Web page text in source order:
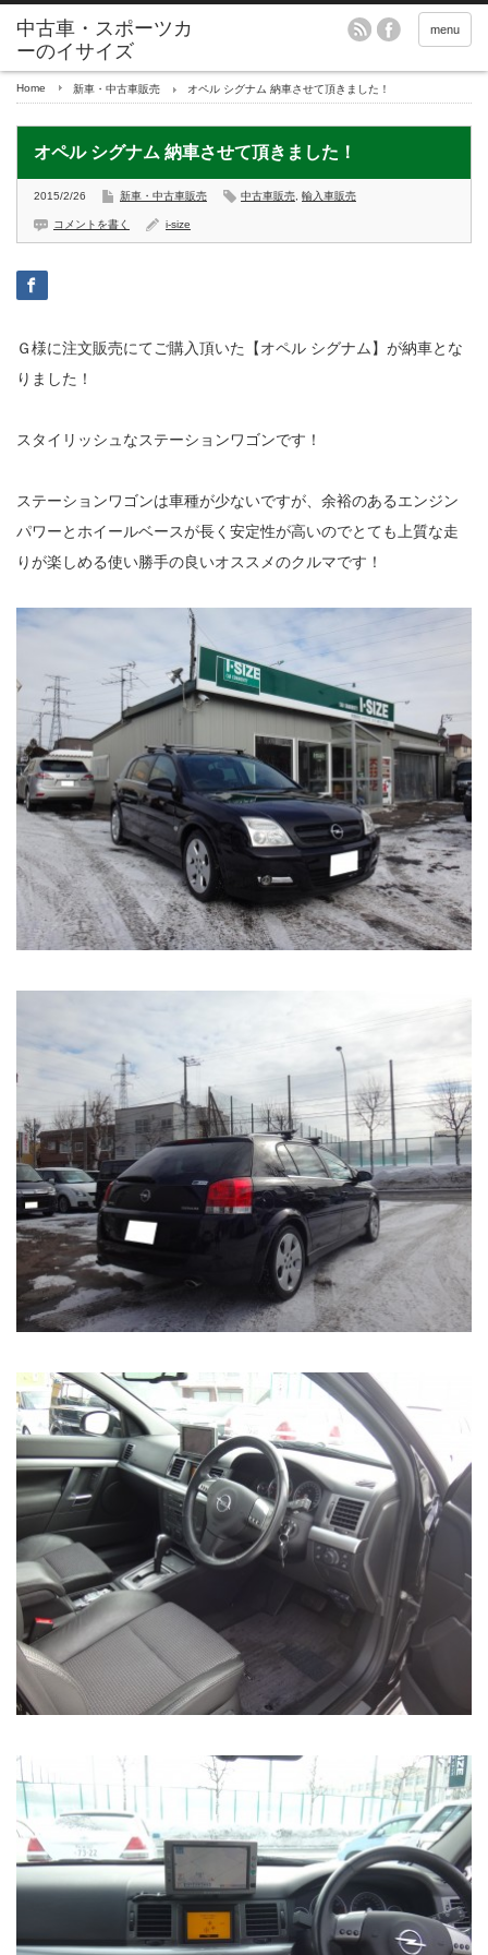
menu
Home 新車・中古車販売 オペル シグナム 納車させて頂きました！
オペル シグナム 納車させて頂きました！
2015/2/26 新車・中古車販売 中古車販売 輸入車販売
コメントを書く i-size
Ｇ様に注文販売にてご購入頂いた【オペル シグナム】が納車とな
りました！
スタイリッシュなステーションワゴンです！
ステーションワゴンは車種が少ないですが、余裕のあるエンジン
パワーとホイールベースが長く安定性が高いのでとても上質な走
りが楽しめる使い勝手の良いオススメのクルマです！